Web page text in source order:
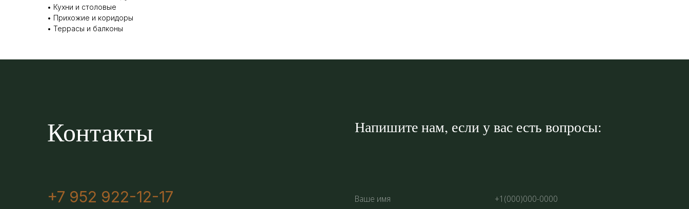
• Кухни и столовые
• Прихожие и коридоры
• Террасы и балконы
Контакты Напишите нам, если у вас есть вопросы:
+7 952 922-12-17